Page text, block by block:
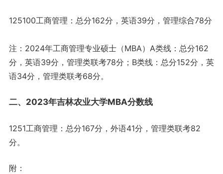
125100工商管理：总分162分，英语39分，管理综合78分
注：2024年工商管理专业硕士（MBA）A类线：总分162
分，英语39分，管理类联考78分；B类线：总分152分，英
语34分，管理类联考68分。
二、2023年吉林农业大学MBA分数线
1251工商管理：总分167分，外语41分，管理类联考82
分。
附：